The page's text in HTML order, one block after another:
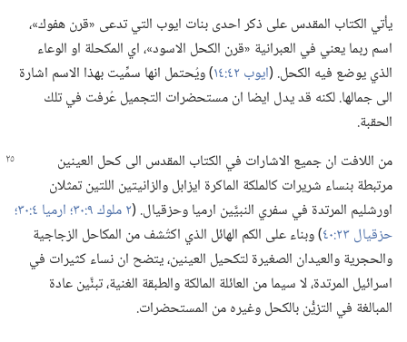
يأتي الكتاب المقدس على ذكر احدى بنات ايوب التي تدعى «قرن هفوك»،‏
اسم ربما يعني في العبرانية «قرن الكحل الاسود»،‏ اي المكحلة او الوعاء
الذي يوضع فيه الكحل.‏ (‏ايوب ٤٢:‏١٤
‏)‏ ويُحتمل انها سمِّيت بهذا الاسم اشارة
الى جمالها.‏ لكنه قد يدل ايضا ان مستحضرات التجميل عُرفت في تلك
الحقبة.‏
من اللافت ان جميع الاشارات في الكتاب المقدس الى كحل العينين
مرتبطة بنساء شريرات كالملكة الماكرة ايزابل والزانيتين اللتين تمثلان
اورشليم المرتدة في سفري النبيَّين ارميا وحزقيال.‏ (‏٢ ملوك ٩:‏٣٠؛‏
ارميا ٤:‏٣٠؛‏
حزقيال ٢٣:‏٤٠
‏)‏ وبناء على الكم الهائل الذي اكتُشف من المكاحل الزجاجية
والحجرية والعيدان الصغيرة لتكحيل العينين،‏ يتضح ان نساء كثيرات في
اسرائيل المرتدة،‏ لا سيما من العائلة المالكة والطبقة الغنية،‏ تبنَّين عادة
المبالغة في التزيُّن بالكحل وغيره من المستحضرات.‏